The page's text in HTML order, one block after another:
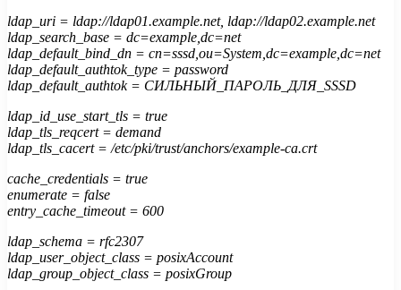
ldap_uri = ldap://ldap01.example.net, ldap://ldap02.example.net
ldap_search_base = dc=example,dc=net
ldap_default_bind_dn = cn=sssd,ou=System,dc=example,dc=net
ldap_default_authtok_type = password
ldap_default_authtok = СИЛЬНЫЙ_ПАРОЛЬ_ДЛЯ_SSSD
ldap_id_use_start_tls = true
ldap_tls_reqcert = demand
ldap_tls_cacert = /etc/pki/trust/anchors/example-ca.crt
cache_credentials = true
enumerate = false
entry_cache_timeout = 600
ldap_schema = rfc2307
ldap_user_object_class = posixAccount
ldap_group_object_class = posixGroup